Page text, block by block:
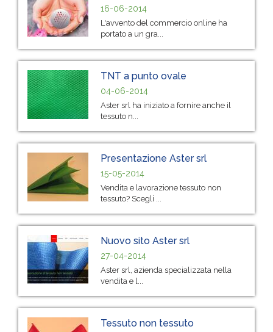
16-06-2014
L'avvento del commercio online ha
portato a un gra...
TNT a punto ovale
04-06-2014
Aster srl ha iniziato a fornire anche il
tessuto n...
Presentazione Aster srl
15-05-2014
Vendita e lavorazione tessuto non
tessuto? Scegli ...
Nuovo sito Aster srl
27-04-2014
Aster srl, azienda specializzata nella
vendita e l...
Tessuto non tessuto